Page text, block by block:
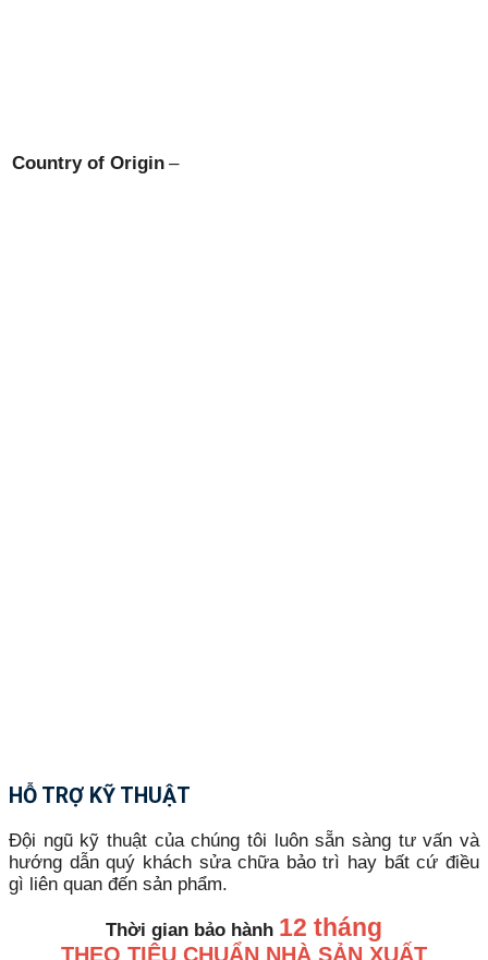
Country of Origin –
HỖ TRỢ KỸ THUẬT
Đội ngũ kỹ thuật của chúng tôi luôn sẵn sàng tư vấn và
hướng dẫn quý khách sửa chữa bảo trì hay bất cứ điều
gì liên quan đến sản phẩm.
Thời gian bảo hành 12 tháng
THEO TIÊU CHUẨN NHÀ SẢN XUẤT